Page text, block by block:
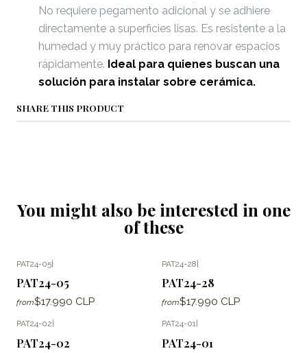
No requiere pegamento adicional y se adhiere
directamente a superficies lisas. Es resistente a la
humedad y muy práctico para renovar espacios
rápidamente. Ideal para quienes buscan una
solución para instalar sobre cerámica.
SHARE THIS PRODUCT
You might also be interested in one
of these
PAT24-05
PAT24-05
from$17.990 CLP
PAT24-28
PAT24-28
from$17.990 CLP
PAT24-02
PAT24-02
PAT24-01
PAT24-01